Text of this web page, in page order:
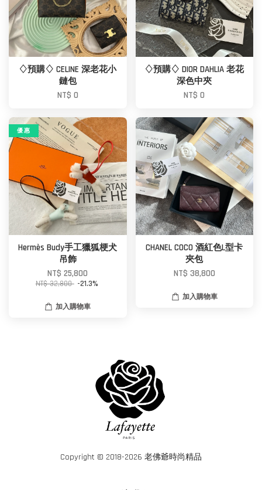
♢預購♢ CELINE 深老花小
鏈包
NT$ 0
♢預購♢ DIOR DAHLIA 老花
深色中夾
NT$ 0
優 惠
Hermès Budy手工獵狐梗犬
吊飾
NT$ 25,800
NT$ 32,800 -21.3%
加入購物車
CHANEL COCO 酒紅色L型卡
夾包
NT$ 38,800
加入購物車
Copyright © 2018-2026 老佛爺時尚精品